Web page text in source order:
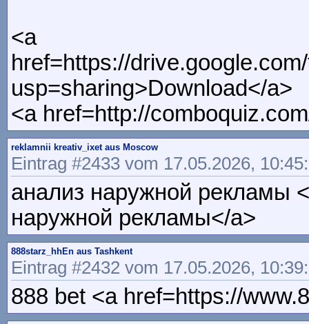
<a
href=https://
usp=sharing>Download</a>
<a href=http://
reklamnii kreativ_ixet aus Moscow
Eintrag #2433 vom 17.05.2026,
анализ наружной рекламы
наружной рекламы</a>
888starz_hhEn aus Tashkent
Eintrag #2432 vom 17.05.2026,
888 bet <a href=https://